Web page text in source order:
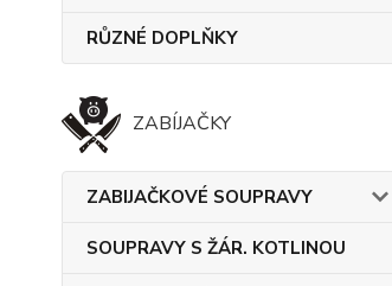
RŮZNÉ DOPLŇKY
ZABÍJAČKY
ZABIJAČKOVÉ SOUPRAVY
SOUPRAVY S ŽÁR. KOTLINOU